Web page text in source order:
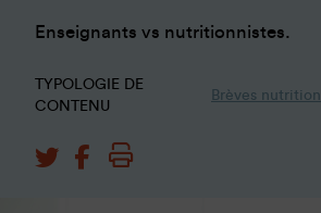
Enseignants vs nutritionnistes.
TYPOLOGIE DE
CONTENU
Brèves nutrition